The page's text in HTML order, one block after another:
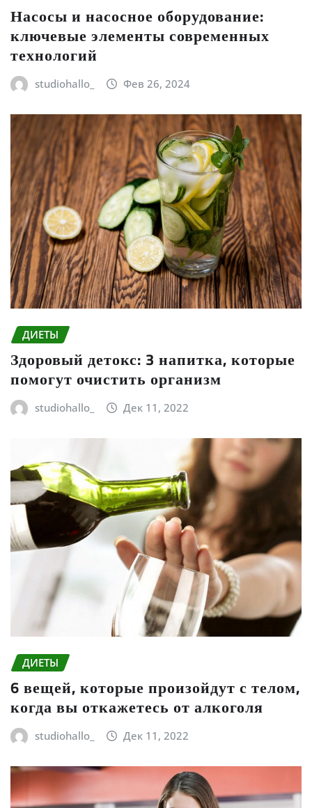
Насосы и насосное оборудование:
ключевые элементы современных
технологий
studiohallo_ Фев 26, 2024
ДИЕТЫ
Здоровый детокс: 3 напитка, которые
помогут очистить организм
studiohallo_ Дек 11, 2022
ДИЕТЫ
6 вещей, которые произойдут с телом,
когда вы откажетесь от алкоголя
studiohallo_ Дек 11, 2022